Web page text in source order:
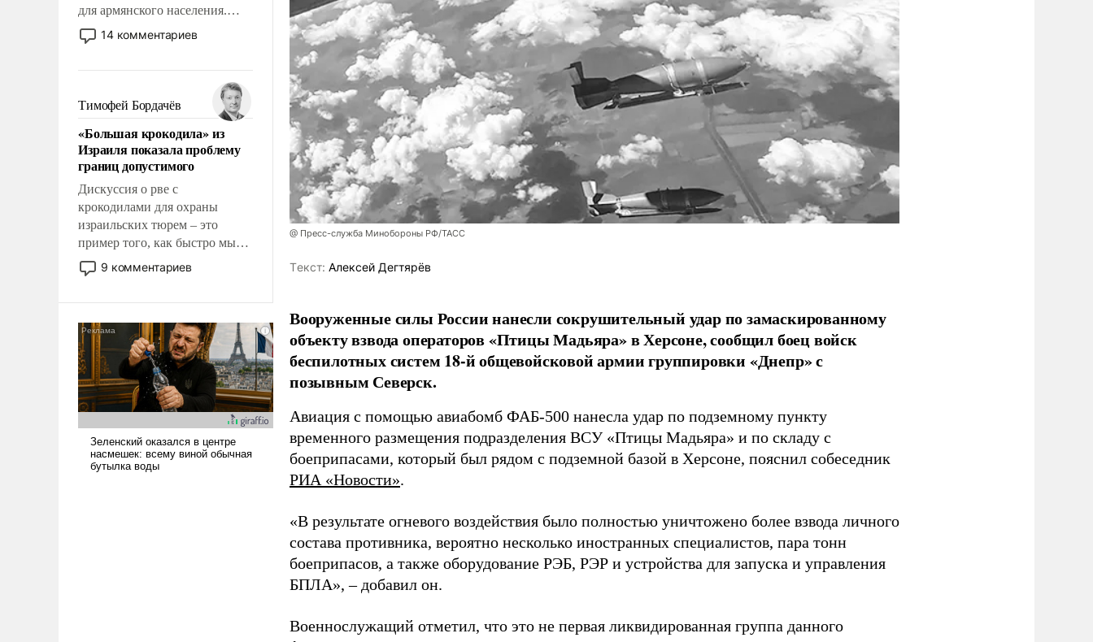
для армянского населения.
Мир, где этому населению все
должны просто по
политические прожекты будут
беспрекословно оплачиваться
за счет российских
налогоплательщиков и где за
свои поступки не нужно
отвечать.
14 комментариев
Тимофей Бордачёв
«Большая крокодила» из
Израиля показала проблему
границ допустимого
Дискуссия о рве с
крокодилами для охраны
израильских тюрем – это
пример того, как быстро мы
двигаемся по пути
революционных изменений.
псевдонаучной фантастики,
стало всерьез обсуждаемой
идеей.
9 комментариев
@ Пресс-служба Минобороны РФ/ТАСС
Tекст: Алексей Дегтярёв
Вооруженные силы России нанесли сокрушительный удар по замаскированному
объекту взвода операторов «Птицы Мадьяра» в Херсоне, сообщил боец войск
беспилотных систем 18-й общевойсковой армии группировки «Днепр» с
позывным Северск.
Авиация с помощью авиабомб ФАБ-500 нанесла удар по подземному пункту
временного размещения подразделения ВСУ «Птицы Мадьяра» и по складу с
боеприпасами, который был рядом с подземной базой в Херсоне, пояснил собеседник
РИА «Новости».
«В результате огневого воздействия было полностью уничтожено более взвода личного
состава противника, вероятно несколько иностранных специалистов, пара тонн
боеприпасов, а также оборудование РЭБ, РЭР и устройства для запуска и управления
БПЛА», – добавил он.
Военнослужащий отметил, что это не первая ликвидированная группа данного